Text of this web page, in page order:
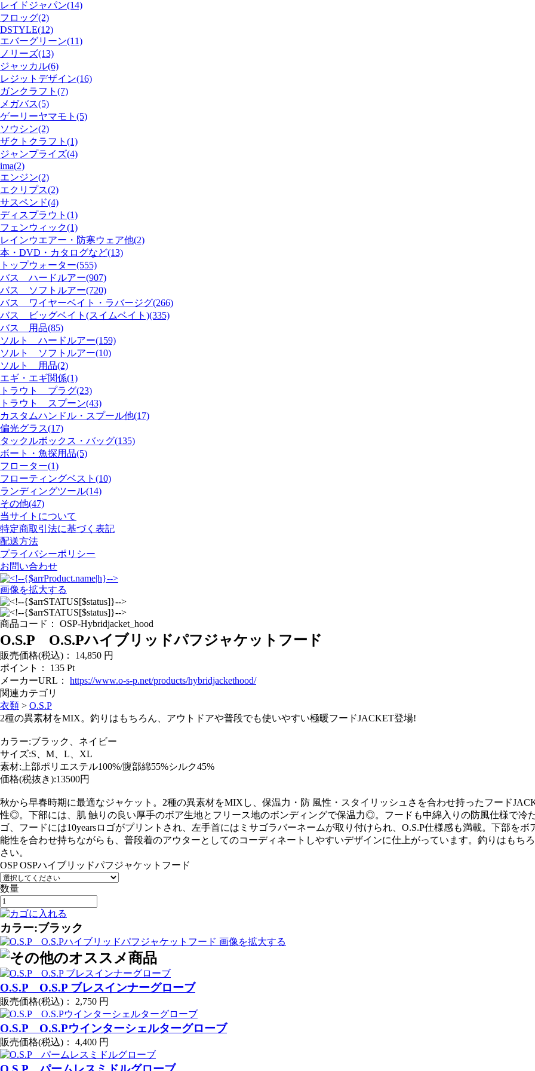
レイドジャパン(14)
フロッグ(2)
DSTYLE(12)
エバーグリーン(11)
ノリーズ(13)
ジャッカル(6)
レジットデザイン(16)
ガンクラフト(7)
メガバス(5)
ゲーリーヤマモト(5)
ソウシン(2)
ザクトクラフト(1)
ジャンプライズ(4)
ima(2)
エンジン(2)
エクリプス(2)
サスペンド(4)
ディスプラウト(1)
フェンウィック(1)
レインウエアー・防寒ウェア他(2)
本・DVD・カタログなど(13)
トップウォーター(555)
バス ハードルアー(907)
バス ソフトルアー(720)
バス ワイヤーベイト・ラバージグ(266)
バス ビッグベイト(スイムベイト)(335)
バス 用品(85)
ソルト ハードルアー(159)
ソルト ソフトルアー(10)
ソルト 用品(2)
エギ・エギ関係(1)
トラウト プラグ(23)
トラウト スプーン(43)
カスタムハンドル・スプール他(17)
偏光グラス(17)
タックルボックス・バッグ(135)
ボート・魚探用品(5)
フローター(1)
フローティングベスト(10)
ランディングツール(14)
その他(47)
当サイトについて
特定商取引法に基づく表記
配送方法
プライバシーポリシー
お問い合わせ
画像を拡大する
商品コード： OSP-Hybridjacket_hood
O.S.P O.S.Pハイブリッドパフジャケットフード
販売価格(税込)： 14,850 円
ポイント： 135 Pt
メーカーURL：
https://www.o-s-p.net/products/hybridjackethood/
関連カテゴリ
衣類 > O.S.P
2種の異素材をMIX。釣りはもちろん、アウトドアや普段でも使いやすい極暖フードJACKET登場!
カラー:ブラック、ネイビー
サイズ:S、M、L、XL
素材:上部ポリエステル100%/腹部綿55%シルク45%
価格(税抜き):13500円
秋から早春時期に最適なジャケット。2種の異素材をMIXし、保温力・防 風性・スタイリッシュさを合わせ持ったフード
性◎。下部には、肌 触りの良い厚手のボア生地とフリース地のボンディングで保温力◎。フードも中綿入りの防風仕様で冷
ゴ、フードには10yearsロゴがプリントされ、左手首にはミサゴラバーネームが取り付けられ、O.S.P仕様感も満載。下部を
能性を合わせ持ちながらも、普段着のアウターとしてのコーディネートしやすいデザインに仕上がっています。釣りはもち
さい。
OSP OSPハイブリッドパフジャケットフード
数量
カラー:ブラック
画像を拡大する
O.S.P O.S.P ブレスインナーグローブ
販売価格(税込)： 2,750 円
O.S.P O.S.Pウインターシェルターグローブ
販売価格(税込)： 4,400 円